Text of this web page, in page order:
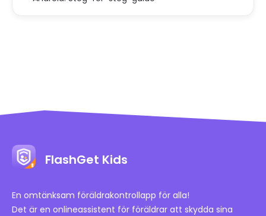
FlashGet Kids
En omtänksam föräldrakontrollapp för alla!
Det är en onlineassistent för föräldrar att skydda sina